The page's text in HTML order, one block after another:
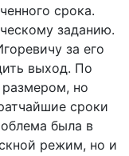
срока.
заданию.
за его
выход. По
но
сроки
была в
режим, но и